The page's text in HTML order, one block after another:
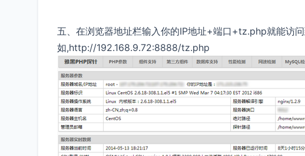
五、在浏览器地址栏输入你的IP地址+端口+tz.php就能访
如,http://192.168.9.72:8888/tz.php